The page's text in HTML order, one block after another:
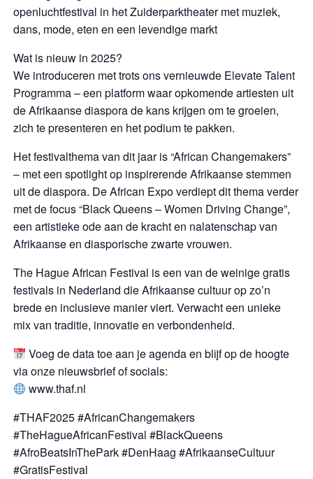
openluchtfestival in het Zuiderparktheater met muziek,
dans, mode, eten en een levendige markt
Wat is nieuw in 2025?
We introduceren met trots ons vernieuwde Elevate Talent
Programma – een platform waar opkomende artiesten uit
de Afrikaanse diaspora de kans krijgen om te groeien,
zich te presenteren en het podium te pakken.
Het festivalthema van dit jaar is “African Changemakers”
– met een spotlight op inspirerende Afrikaanse stemmen
uit de diaspora. De African Expo verdiept dit thema verder
met de focus “Black Queens – Women Driving Change”,
een artistieke ode aan de kracht en nalatenschap van
Afrikaanse en diasporische zwarte vrouwen.
The Hague African Festival is een van de weinige gratis
festivals in Nederland die Afrikaanse cultuur op zo’n
brede en inclusieve manier viert. Verwacht een unieke
mix van traditie, innovatie en verbondenheid.
Voeg de data toe aan je agenda en blijf op de hoogte
via onze nieuwsbrief of socials:
www.thaf.nl
#THAF2025 #AfricanChangemakers
#TheHagueAfricanFestival #BlackQueens
#AfroBeatsInThePark #DenHaag #AfrikaanseCultuur
#GratisFestival